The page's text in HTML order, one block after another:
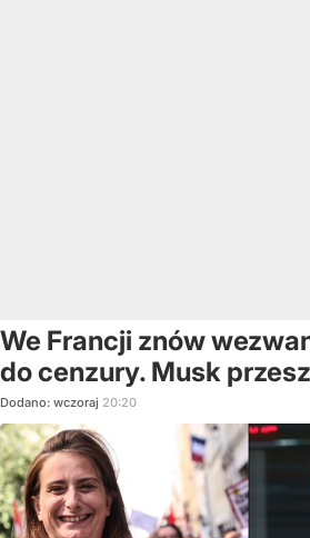
We Francji znów
do cenzury. Musk
Dodano: wczoraj 20:20